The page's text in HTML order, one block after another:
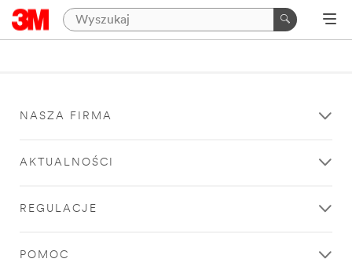
NASZA FIRMA
AKTUALNOŚCI
REGULACJE
POMOC